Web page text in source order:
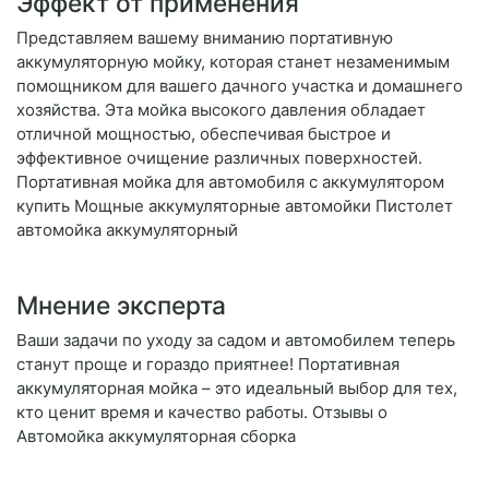
Представляем вашему вниманию портативную
аккумуляторную мойку, которая станет незаменимым
помощником для вашего дачного участка и домашнего
хозяйства. Эта мойка высокого давления обладает
отличной мощностью, обеспечивая быстрое и
эффективное очищение различных поверхностей.
Портативная мойка для автомобиля с аккумулятором
купить Мощные аккумуляторные автомойки Пистолет
автомойка аккумуляторный
Мнение эксперта
Ваши задачи по уходу за садом и автомобилем теперь
станут проще и гораздо приятнее! Портативная
аккумуляторная мойка – это идеальный выбор для тех,
кто ценит время и качество работы. Отзывы о
Автомойка аккумуляторная сборка